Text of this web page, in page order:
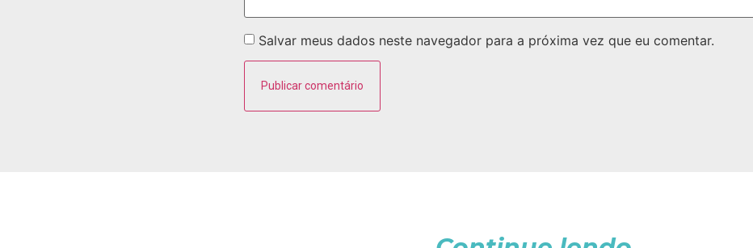
Salvar meus dados neste navegador para a próxima vez que eu comentar.